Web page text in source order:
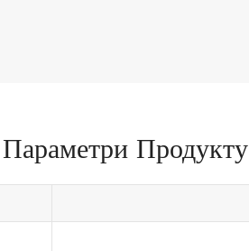
Параметри Продукту